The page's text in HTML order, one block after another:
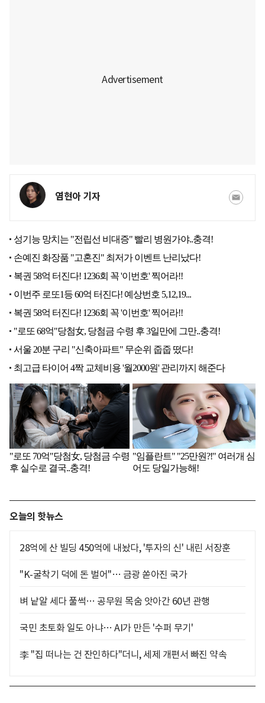
염현아 기자
오늘의 핫뉴스
28억에 산 빌딩 450억에 내놨다, '투자의 신' 내린 서장훈
"K-굴착기 덕에 돈 벌어"… 금광 쏟아진 국가
벼 낱알 세다 풀썩… 공무원 목숨 앗아간 60년 관행
국민 초토화 일도 아냐… AI가 만든 '수퍼 무기'
李 "집 떠나는 건 잔인하다"더니, 세제 개편서 빠진 약속